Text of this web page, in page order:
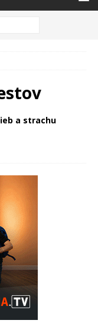
a strachu